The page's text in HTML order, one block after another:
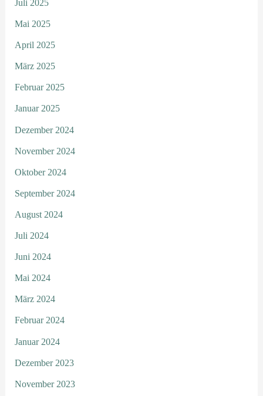
Juli 2025
Mai 2025
April 2025
März 2025
Februar 2025
Januar 2025
Dezember 2024
November 2024
Oktober 2024
September 2024
August 2024
Juli 2024
Juni 2024
Mai 2024
März 2024
Februar 2024
Januar 2024
Dezember 2023
November 2023